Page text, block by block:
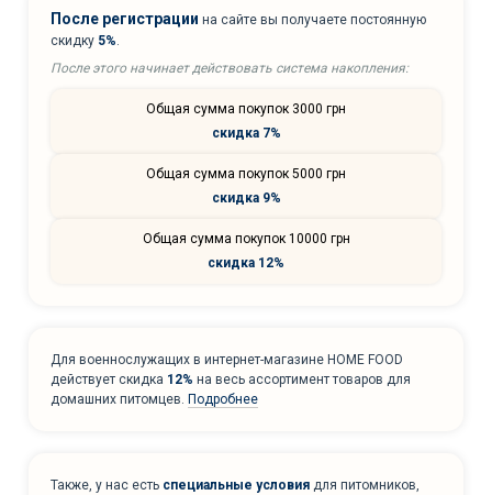
После регистрации на сайте вы получаете постоянную
скидку 5%
После этого начинает действовать система накопления:
Общая сумма покупок 3000 грн
скидка 7%
Общая сумма покупок 5000 грн
скидка 9%
Общая сумма покупок 10000 грн
скидка 12%
Для военнослужащих в интернет-магазине HOME FOOD
действует скидка 12% на весь ассортимент товаров для
домашних питомцев. Подробнее
Также, у нас есть специальные условия для питомников,